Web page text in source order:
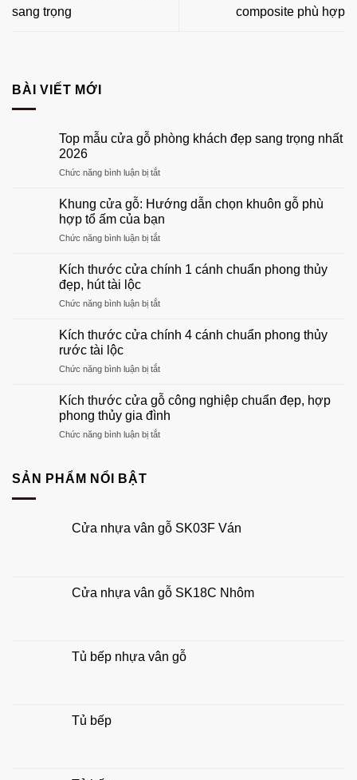
sang trọng
composite phù hợp
BÀI VIẾT MỚI
Top mẫu cửa gỗ phòng khách đẹp sang trọng nhất
2026
Chức năng bình luận bị tắtở
mẫu
gỗ
phòng
đẹp
nhất
Khung cửa gỗ: Hướng dẫn chọn khuôn gỗ phù
hợp tổ ấm của bạn
Chức năng bình luận bị tắtở
cửa
dẫn
khuôn
hợp
ấm
của
Kích thước cửa chính 1 cánh chuẩn phong thủy
đẹp, hút tài lộc
Chức năng bình luận bị tắtở
thước
1
chuẩn
phong
đẹp,
Kích thước cửa chính 4 cánh chuẩn phong thủy
rước tài lộc
Chức năng bình luận bị tắtở
thước
cửa
chính
4
lộc
Kích thước cửa gỗ công nghiệp chuẩn đẹp, hợp
phong thủy gia đình
Chức năng bình luận bị tắtở
chuẩn
gia
SẢN PHẨM NỔI BẬT
Cửa nhựa vân gỗ SK03F Ván
Cửa nhựa vân gỗ SK18C Nhôm
Tủ bếp nhựa vân gỗ
Tủ bếp